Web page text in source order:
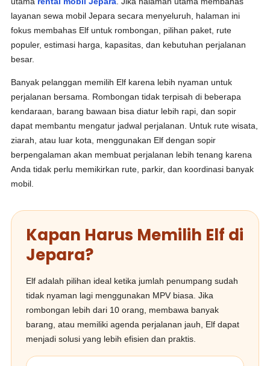
layanan sewa mobil Jepara secara menyeluruh, halaman ini
fokus membahas Elf untuk rombongan, pilihan paket, rute
populer, estimasi harga, kapasitas, dan kebutuhan perjalanan
besar.
Banyak pelanggan memilih Elf karena lebih nyaman untuk
perjalanan bersama. Rombongan tidak terpisah di beberapa
kendaraan, barang bawaan bisa diatur lebih rapi, dan sopir
dapat membantu mengatur jadwal perjalanan. Untuk rute wisata,
ziarah, atau luar kota, menggunakan Elf dengan sopir
berpengalaman akan membuat perjalanan lebih tenang karena
Anda tidak perlu memikirkan rute, parkir, dan koordinasi banyak
mobil.
Kapan Harus Memilih Elf di
Jepara?
Elf adalah pilihan ideal ketika jumlah penumpang sudah
tidak nyaman lagi menggunakan MPV biasa. Jika
rombongan lebih dari 10 orang, membawa banyak
barang, atau memiliki agenda perjalanan jauh, Elf dapat
menjadi solusi yang lebih efisien dan praktis.